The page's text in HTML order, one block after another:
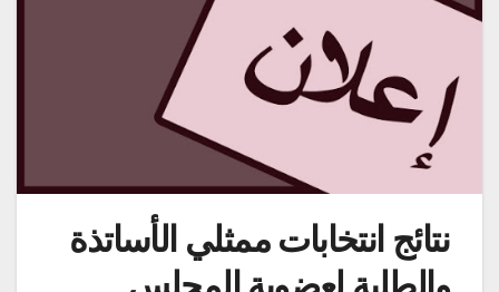
نتائج انتخابات ممثلي الأساتذة